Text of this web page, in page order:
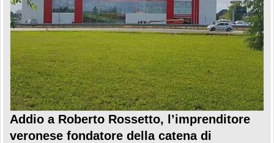
Addio a Roberto Rossetto, l’imprenditore
veronese fondatore della catena di